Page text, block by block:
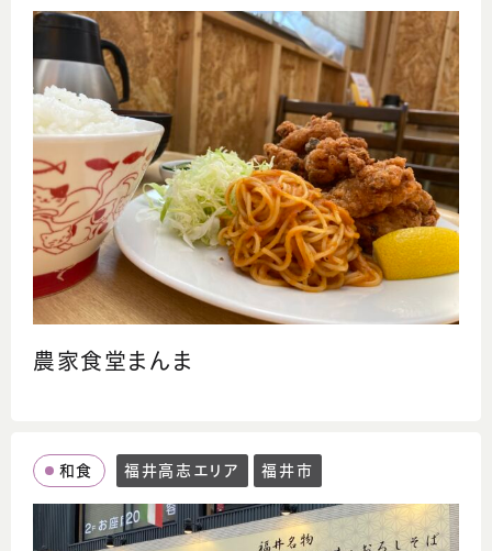
農家食堂まんま
和食 福井高志エリア 福井市